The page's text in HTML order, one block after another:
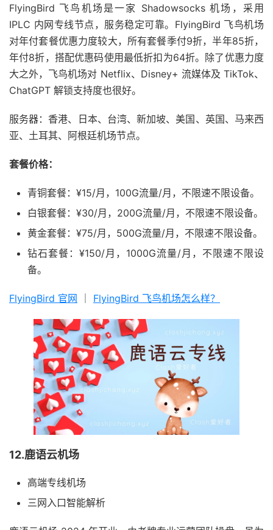
FlyingBird 飞鸟机场是一家 Shadowsocks 机场，采用
IPLC 内网专线节点，服务稳定可靠。FlyingBird 飞鸟机场
对年付套餐优惠力度较大，所有套餐季付9折，半年85折，
年付8折，搭配优惠码使用最低折扣为64折。除了优惠力度
大之外，飞鸟机场对 Netflix、Disney+ 流媒体及 TikTok、
ChatGPT 解锁支持度也很好。
服务器：香港、日本、台湾、新加坡、美国、英国、马来西
亚、土耳其、阿根廷机场节点。
套餐价格：
青铜套餐：¥15/月，100G流量/月，不限速不限设备。
白银套餐：¥30/月，200G流量/月，不限速不限设备。
黄金套餐：¥75/月，500G流量/月，不限速不限设备。
钻石套餐：¥150/月，1000G流量/月，不限速不限设
备。
FlyingBird 官网 FlyingBird 飞鸟机场怎么样？
12.鹿语云机场
高端专线机场
三网入口智能解析